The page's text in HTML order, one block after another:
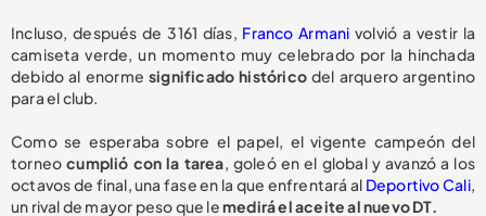
Incluso, después de 3161 días, Franco Armanivolvió a vestir la
camiseta verde, un momento muy celebrado por la hinchada
debido al enorme significado histórico del arquero argentino
para el club.
Como se esperaba sobre el papel, el vigente campeón del
torneocumplió con la tarea, goleó en el global y avanzó a los
octavos de final, una fase en la que enfrentará al Deportivo Cali,
un rival de mayor peso que lemedirá el aceite al nuevo DT.